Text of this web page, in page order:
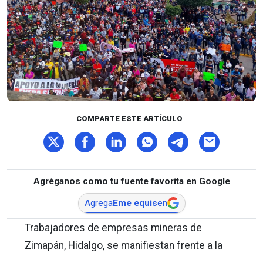
COMPARTE ESTE ARTÍCULO
Agréganos como tu fuente favorita en Google
AgregaEme equisen
Trabajadores de empresas mineras de
Zimapán, Hidalgo, se manifiestan frente a la